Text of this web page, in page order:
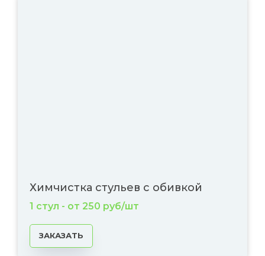
Химчистка стульев с обивкой
1 стул - от 250 руб/шт
ЗАКАЗАТЬ